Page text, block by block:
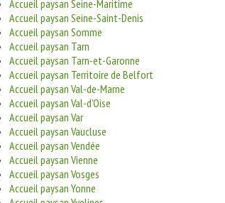
Accueil paysan Seine-Maritime
Accueil paysan Seine-Saint-Denis
Accueil paysan Somme
Accueil paysan Tarn
Accueil paysan Tarn-et-Garonne
Accueil paysan Territoire de Belfort
Accueil paysan Val-de-Marne
Accueil paysan Val-d’Oise
Accueil paysan Var
Accueil paysan Vaucluse
Accueil paysan Vendée
Accueil paysan Vienne
Accueil paysan Vosges
Accueil paysan Yonne